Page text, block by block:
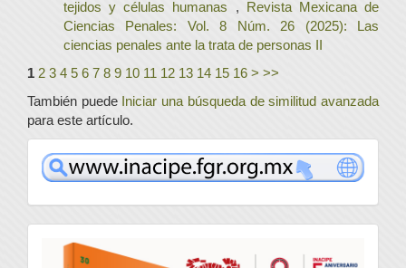
tejidos y células humanas , Revista Mexicana de
Ciencias Penales: Vol. 8 Núm. 26 (2025): Las
ciencias penales ante la trata de personas II
1 2 3 4 5 6 7 8 9 10 11 12 13 14 15 16 > >>
También puede Iniciar una búsqueda de similitud avanzada
para este artículo.
www
convocatoria